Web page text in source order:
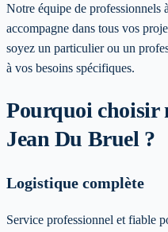
Notre équipe de professionnels à
accompagne dans tous vos
soyez un particulier ou un
à vos besoins spécifiques.
Pourquoi choisir
Jean Du Bruel ?
Logistique complète
Service professionnel et fiable